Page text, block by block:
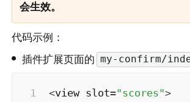
会生效。
代码示例：
• 插件扩展页面的 my-confirm/
<view slot="scores">